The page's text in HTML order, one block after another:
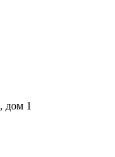
дом 1